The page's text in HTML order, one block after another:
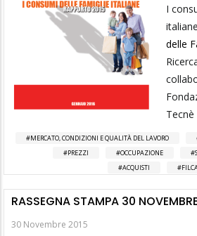
I
delle
Tecnè
MERCATO, CONDIZIONI E QUALITÀ DEL LAVORO
PREZZI
OCCUPAZIONE
ACQUISTI
RASSEGNA STAMPA 30
30 Novembre 2015